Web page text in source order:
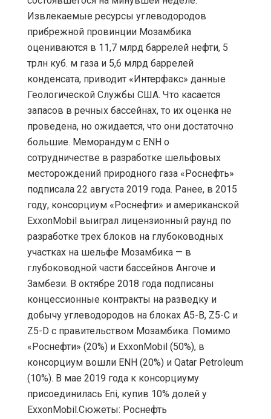
Извлекаемые ресурсы углеводородов
прибрежной провинции Мозамбика
оцениваются в 11,7 млрд баррелей нефти, 5
трлн куб. м газа и 5,6 млрд баррелей
конденсата, приводит «Интерфакс» данные
Геологической Службы США. Что касается
запасов в речных бассейнах, то их оценка не
проведена, но ожидается, что они достаточно
большие. Меморандум с ENH о
сотрудничестве в разработке шельфовых
месторождений природного газа «Роснефть»
подписала 22 августа 2019 года. Ранее, в 2015
году, консорциум «Роснефти» и американской
ExxonMobil выиграл лицензионный раунд по
разработке трех блоков на глубоководных
участках на шельфе Мозамбика — в
глубоководной части бассейнов Ангоче и
Замбези. В октябре 2018 года подписаны
концессионные контракты на разведку и
добычу углеводородов на блоках A5-B, Z5-C и
Z5-D с правительством Мозамбика. Помимо
«Роснефти» (20%) и ExxonMobil (50%), в
консорциум вошли ENH (20%) и Qatar Petroleum
(10%). В мае 2019 года к консорциуму
присоединилась Eni, купив 10% долей у
ExxonMobil.Сюжеты: Роснефть